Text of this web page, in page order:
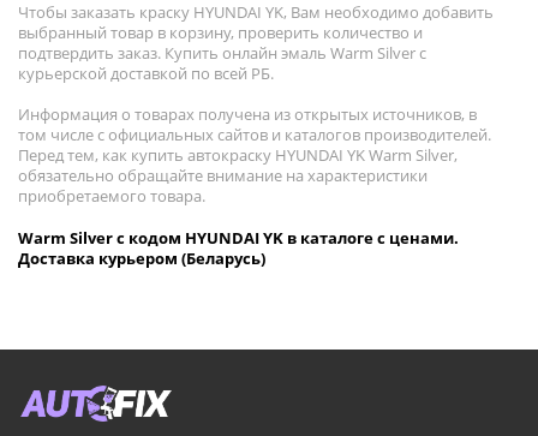
Чтобы заказать краску HYUNDAI YK, Вам необходимо добавить
выбранный товар в корзину, проверить количество и
подтвердить заказ. Купить онлайн эмаль Warm Silver с
курьерской доставкой по всей РБ.
Информация о товарах получена из открытых источников, в
том числе с официальных сайтов и каталогов производителей.
Перед тем, как купить автокраску HYUNDAI YK Warm Silver,
обязательно обращайте внимание на характеристики
приобретаемого товара.
Warm Silver с кодом HYUNDAI YK в каталоге с ценами.
Доставка курьером (Беларусь)